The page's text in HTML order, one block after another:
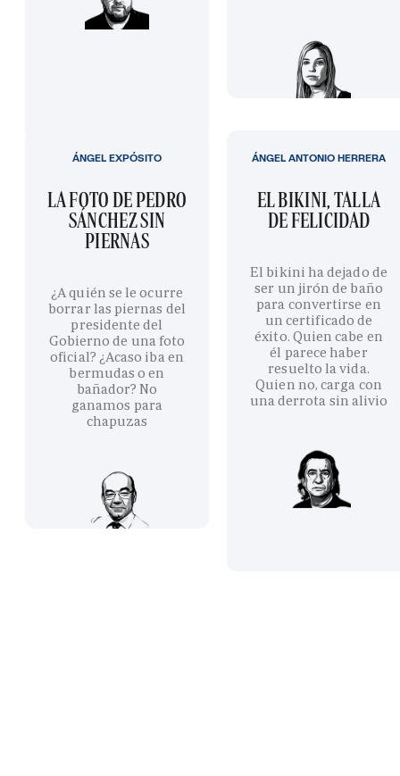
LA FOTO DE PEDRO
SÁNCHEZ SIN
PIERNAS
¿A quién se le ocurre
borrar las piernas del
presidente del
Gobierno de una foto
oficial? ¿Acaso iba en
bermudas o en
bañador? No
ganamos para
chapuzas
ÁNGEL EXPÓSITO
EL BIKINI, TALLA
DE FELICIDAD
El bikini ha dejado de
ser un jirón de baño
para convertirse en
un certificado de
éxito. Quien cabe en
él parece haber
resuelto la vida.
Quien no, carga con
una derrota sin alivio
ÁNGEL ANTONIO HERRERA